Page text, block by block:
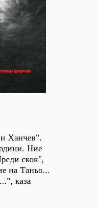
Ханчев".
Ние
скок",
на Таньо...
каза